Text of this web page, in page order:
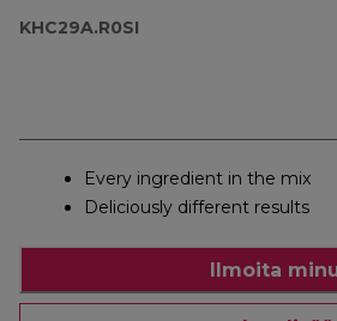
KHC29A.R0SI
Every ingredient in the mix
Deliciously different results
Ilmoita